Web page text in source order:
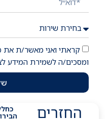
קראתי ואני מאשר/ת את
ומסכים/ה לשמירת המידע
החזרים כחלק